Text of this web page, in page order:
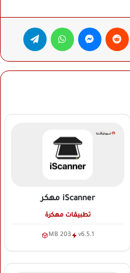
بينتيريست ماسنجر واتساب
iScanner مهكر
تطبيقات مهكرة
v6.5.1
203 MB